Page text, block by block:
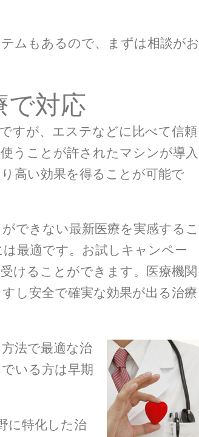
ムもあるので、まずは相談がお
で対応
すが、エステなどに比べて信頼
うことが許されたマシンが導入
高い効果を得ることが可能で
できない最新医療を実感するこ
最適です。お試しキャンペー
けることができます。医療機関
し安全で確実な効果が出る治療
法で最適な治
いる方は早期
に特化した治